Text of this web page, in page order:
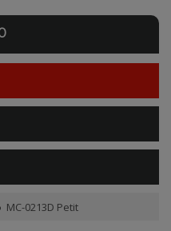
MC-0213D Petit